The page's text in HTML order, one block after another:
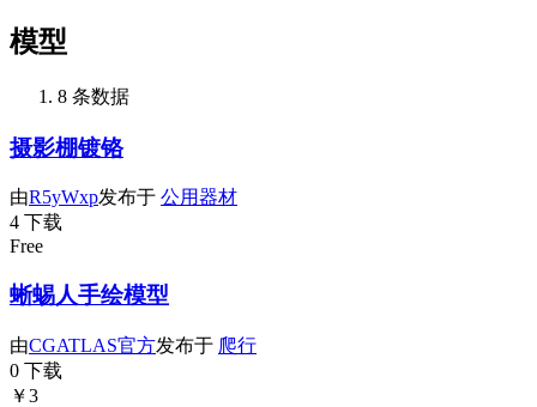
模型
8 条数据
摄影棚镀铬
由R5yWxp发布于 公用器材
4 下载
Free
蜥蜴人手绘模型
由CGATLAS官方发布于 爬行
0 下载
￥3